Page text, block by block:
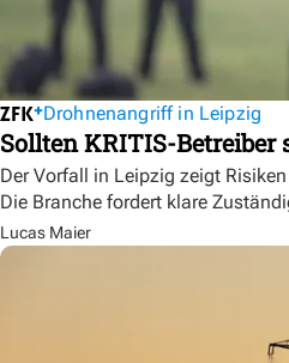
Drohnenangriff in Leipzig
Sollten KRITIS-Betreiber
Der Vorfall in Leipzig zeigt
Die Branche fordert klare
Lucas Maier